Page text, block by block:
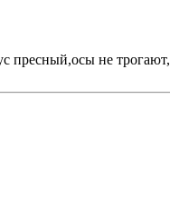
пресный,осы не